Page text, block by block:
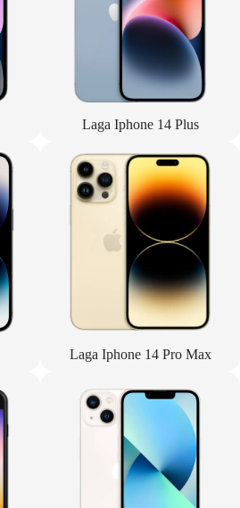
Laga Iphone 14 Plus
Laga Iphone 14 Pro Max